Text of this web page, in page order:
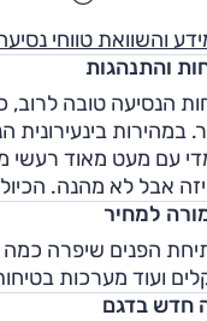
והשוואת טווחי
והתנהגות
הנסיעה טובה לרוב,
במהירות בינעירונית
עם מעט מאוד רעשי
אבל לא מהנה. הכיול
למחיר
הפנים שיפרה כמה
ועוד מערכות
חדש בדגם